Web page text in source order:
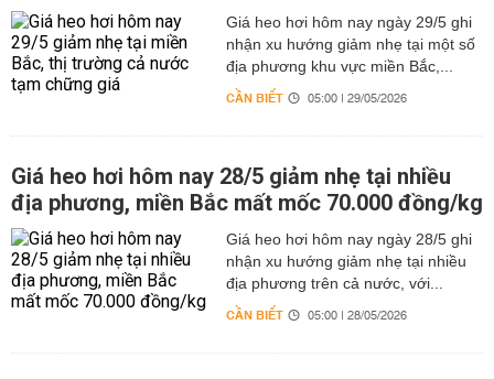
Giá heo hơi hôm nay ngày 29/5 ghi
nhận xu hướng giảm nhẹ tại một số
địa phương khu vực miền Bắc,...
CẦN BIẾT 05:00 | 29/05/2026
Giá heo hơi hôm nay 28/5 giảm nhẹ tại nhiều
địa phương, miền Bắc mất mốc 70.000 đồng/kg
Giá heo hơi hôm nay ngày 28/5 ghi
nhận xu hướng giảm nhẹ tại nhiều
địa phương trên cả nước, với...
CẦN BIẾT 05:00 | 28/05/2026